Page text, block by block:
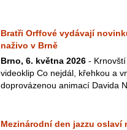
Bratři Orffové vydávají
naživo v Brně
Brno, 6. května 2026 -
videoklip Co nejdál, křehkou a
doprovázenou animací Davida
Mezinárodní den jazzu oslaví